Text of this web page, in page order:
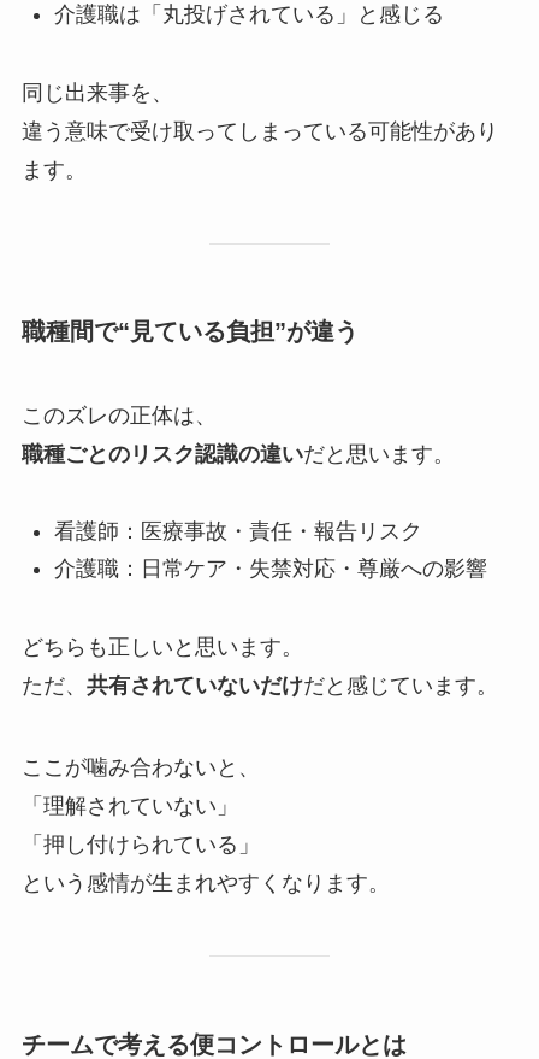
介護職は「丸投げされている」と感じる
同じ出来事を、
違う意味で受け取ってしまっている可能性があり
ます。
職種間で“見ている負担”が違う
このズレの正体は、
職種ごとのリスク認識の違いだと思います。
看護師：医療事故・責任・報告リスク
介護職：日常ケア・失禁対応・尊厳への影響
どちらも正しいと思います。
ただ、 共有されていないだけだと感じています。
ここが噛み合わないと、
「理解されていない」
「押し付けられている」
という感情が生まれやすくなります。
チームで考える便コントロールとは